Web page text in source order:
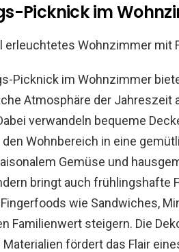
Picknick im
Picknick im Wohnzimmer
Atmosphäre der
verwandeln bequeme
Wohnbereich in eine
Gemüse und
bringt auch frühlingshafte
wie Sandwiches,
Familienwert steigern. Die
fördert das Flair